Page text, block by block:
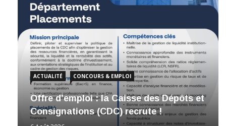
ACTUALITÉ CONCOURS & EMPLOI
Offre d’emploi : la Caisse des Dépôts et
Consignations (CDC) recrute !